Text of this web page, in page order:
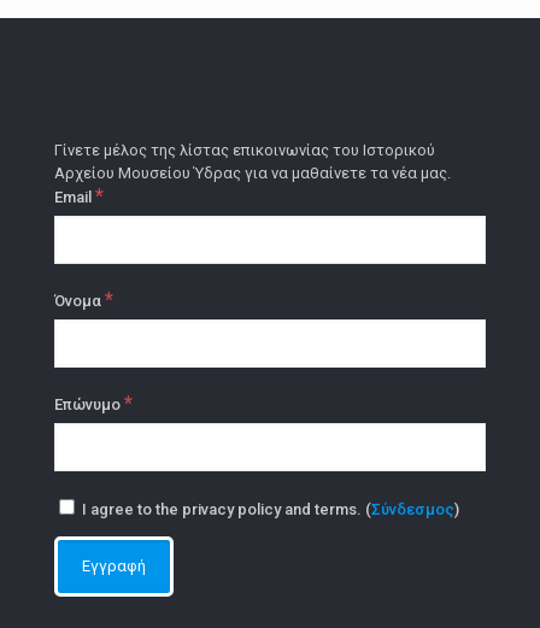
Γίνετε μέλος της λίστας επικοινωνίας του Ιστορικού
Αρχείου Μουσείου Ύδρας για να μαθαίνετε τα νέα μας.
Email *
Όνομα *
Επώνυμο *
I agree to the privacy policy and terms. (Σύνδεσμος)